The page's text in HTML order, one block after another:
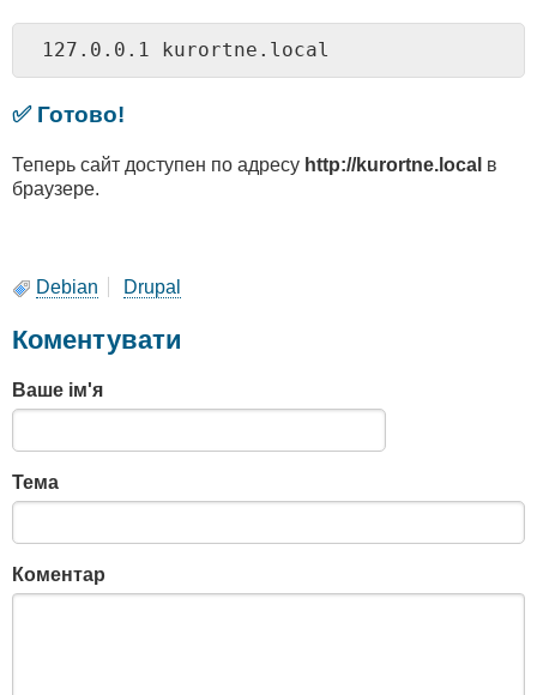
127.0.0.1 kurortne.local
✅ Готово!
Теперь сайт доступен по адресу http://kurortne.local в
браузере.
Debian Drupal
Коментувати
Ваше ім'я
Тема
Коментар